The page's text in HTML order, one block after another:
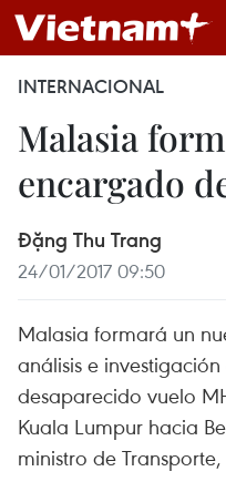
INTERNACIONAL
Malasia
encargado
Đặng Thu Trang
24/01/2017 09:50
Malasia formará un
análisis e
desaparecido vuelo
Kuala Lumpur hacia
ministro de